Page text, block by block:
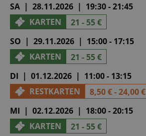
SA | 28.11.2026 | 19:30 - 21:45
KARTEN
21 - 55 €
SO | 29.11.2026 | 15:00 - 17:15
KARTEN
21 - 55 €
DI | 01.12.2026 | 11:00 - 13:15
RESTKARTEN
8,50 € - 24,00 €
MI | 02.12.2026 | 18:00 - 20:15
KARTEN
21 - 55 €